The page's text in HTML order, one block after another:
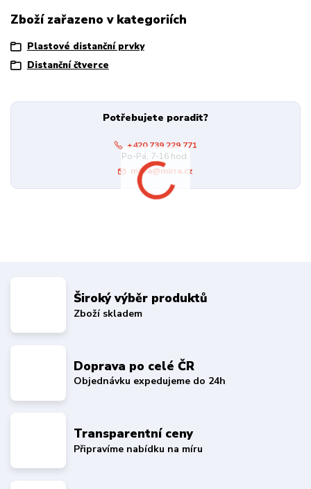
Zboží zařazeno v kategoriích
Plastové distanční prvky
Distanční čtverce
Potřebujete poradit?
+420 739 229 771
Po-Pá, 7-16 hod.
mirra@mirra.cz
Široký výběr produktů
Zboží skladem
Doprava po celé ČR
Objednávku expedujeme do 24h
Transparentní ceny
Připravíme nabídku na míru